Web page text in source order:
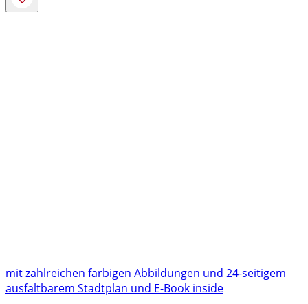
mit zahlreichen farbigen Abbildungen und 24-seitigem
ausfaltbarem Stadtplan und E-Book inside